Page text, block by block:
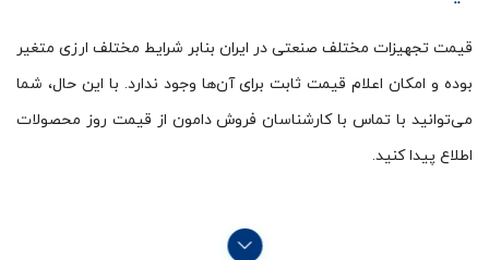
قیمت تجهیزات مختلف صنعتی در ایران بنابر شرایط مختلف ارزی متغیر
بوده و امکان اعلام قیمت ثابت برای آن‌ها وجود ندارد. با این حال، شما
می‌توانید با تماس با کارشناسان فروش دامون از قیمت روز محصولات
اطلاع پیدا کنید.